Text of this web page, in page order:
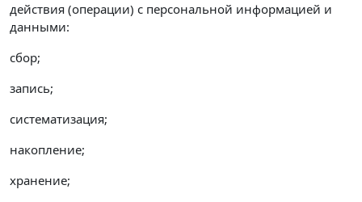
действия (операции) с персональной информацией и
данными:
сбор;
запись;
систематизация;
накопление;
хранение;